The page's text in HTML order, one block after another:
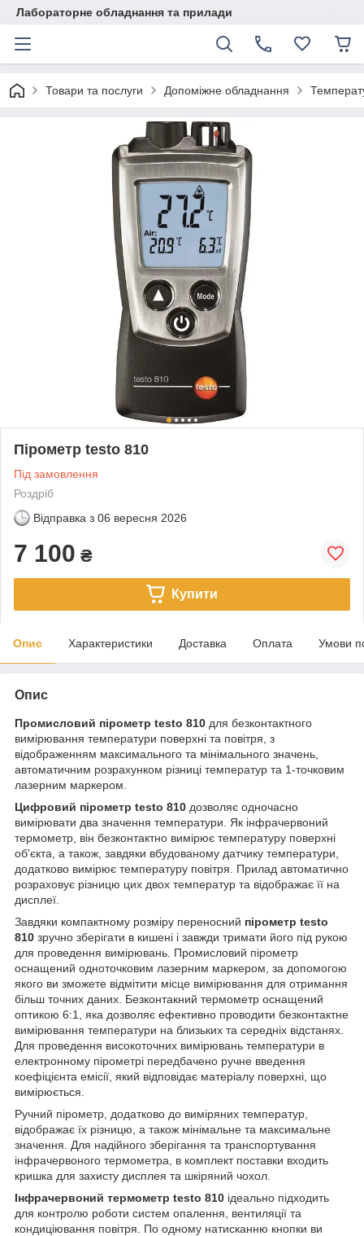
Лабораторне обладнання та прилади
Товари та послуги Допоміжне обладнання
Пірометр testo 810
Під замовлення
Роздріб
Відправка з 06 вересня 2026
7 100 ₴
Купити
Опис Характеристики Доставка Оплата Умови
Опис
Промисловий пірометр testo 810 для безконтактного
вимірювання температури поверхні та повітря, з
відображенням максимального та мінімального значень,
автоматичним розрахунком різниці температур та 1-точковим
лазерним маркером.
Цифровий пірометр testo 810 дозволяє одночасно
вимірювати два значення температури. Як інфрачервоний
термометр, він безконтактно вимірює температуру поверхні
об'єкта, а також, завдяки вбудованому датчику температури,
додатково вимірює температуру повітря. Прилад автоматично
розраховує різницю цих двох температур та відображає її на
дисплеї.
Завдяки компактному розміру переносний пірометр testo
810 зручно зберігати в кишені і завжди тримати його під рукою
для проведення вимірювань. Промисловий пірометр
оснащений одноточковим лазерним маркером, за допомогою
якого ви зможете відмітити місце вимірювання для отримання
більш точних даних. Безконтакний термометр оснащений
оптикою 6:1, яка дозволяє ефективно проводити безконтактне
вимірювання температури на близьких та середніх відстанях.
Для проведення високоточних вимірювань температури в
електронному пірометрі передбачено ручне введення
коефіцієнта емісії, який відповідає матеріалу поверхні, що
вимірюється.
Ручний пірометр, додатково до виміряних температур,
відображає їх різницю, а також мінімальне та максимальне
значення. Для надійного зберігання та транспортування
інфрачервоного термометра, в комплект поставки входить
кришка для захисту дисплея та шкіряний чохол.
Інфрачервоний термометр testo 810 ідеально підходить
для контролю роботи систем опалення, вентиляції та
кондиціювання повітря. По одному натисканню кнопки ви